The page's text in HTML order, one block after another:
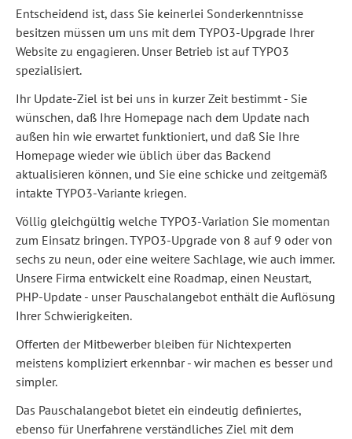
Entscheidend ist, dass Sie keinerlei Sonderkenntnisse
besitzen müssen um uns mit dem TYPO3-Upgrade Ihrer
Website zu engagieren. Unser Betrieb ist auf TYPO3
spezialisiert.
Ihr Update-Ziel ist bei uns in kurzer Zeit bestimmt - Sie
wünschen, daß Ihre Homepage nach dem Update nach
außen hin wie erwartet funktioniert, und daß Sie Ihre
Homepage wieder wie üblich über das Backend
aktualisieren können, und Sie eine schicke und zeitgemäß
intakte TYPO3-Variante kriegen.
Völlig gleichgültig welche TYPO3-Variation Sie momentan
zum Einsatz bringen. TYPO3-Upgrade von 8 auf 9 oder von
sechs zu neun, oder eine weitere Sachlage, wie auch immer.
Unsere Firma entwickelt eine Roadmap, einen Neustart,
PHP-Update - unser Pauschalangebot enthält die Auflösung
Ihrer Schwierigkeiten.
Offerten der Mitbewerber bleiben für Nichtexperten
meistens kompliziert erkennbar - wir machen es besser und
simpler.
Das Pauschalangebot bietet ein eindeutig definiertes,
ebenso für Unerfahrene verständliches Ziel mit dem